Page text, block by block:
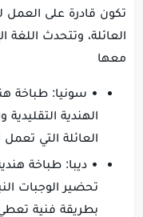
تكون قادرة على العمل
العائلة، وتتحدث
معها
• سونيا: طباخة
الهندية التقليدية
العائلة التي تعمل
• ديبا: طباخة
تحضير الوجبات
بطريقة فنية